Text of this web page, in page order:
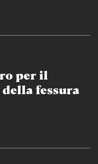
per il
fessura